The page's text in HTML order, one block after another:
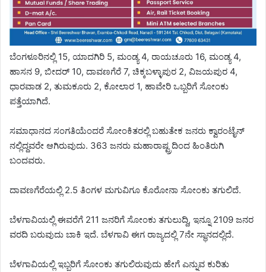
ಬೆಂಗಳೂರಿನಲ್ಲಿ 15, ಯಾದಗಿರಿ 5, ಮಂಡ್ಯ 4, ರಾಯಚೂರು 16, ಮಂಡ್ಯ 4,
ಹಾಸನ 9, ಬೀದರ್ 10, ದಾವಣಗೆರೆ 7, ಚಿಕ್ಕಬಳ್ಳಾಪುರ 2, ವಿಜಯಪುರ 4,
ಧಾರವಾಡ 2, ತುಮಕೂರು 2, ಕೋಲಾರ 1, ಹಾವೇರಿ ಒಬ್ಬರಿಗೆ ಸೋಂಕು
ಪತ್ತೆಯಾಗಿದೆ.
ಸಮಾಧಾನದ ಸಂಗತಿಯೆಂದರೆ ಸೋಂಕಿತರಲ್ಲಿ ಬಹುತೇಕ ಜನರು ಕ್ವಾರಂಟೈನ್
ನಲ್ಲಿದ್ದವರೇ ಆಗಿರುವುದು. 363 ಜನರು ಮಹಾರಾಷ್ಟ್ರದಿಂದ ಹಿಂತಿರುಗಿ
ಬಂದವರು.
ದಾವಣಗೆರೆಯಲ್ಲಿ 2.5 ತಿಂಗಳ ಮಗುವಿಗೂ ಕೊರೋನಾ ಸೋಂಕು ತಗುಲಿದೆ.
ಬೆಳಗಾವಿಯಲ್ಲಿ ಈವರೆಗೆ 211 ಜನರಿಗೆ ಸೋಂಕು ತಗುಲುದ್ದಿ, ಇನ್ನೂ 2109 ಜನರ
ವರದಿ ಬರುವುದು ಬಾಕಿ ಇದೆ. ಬೆಳಗಾವಿ ಈಗ ರಾಜ್ಯದಲ್ಲಿ 7ನೇ ಸ್ಥಾನದಲ್ಲಿದೆ.
ಬೆಳಗಾವಿಯಲ್ಲಿ ಇಬ್ಬರಿಗೆ ಸೋಂಕು ತಗುಲಿರುವುದು ಹೇಗೆ ಎನ್ನುವ ಕುರಿತು